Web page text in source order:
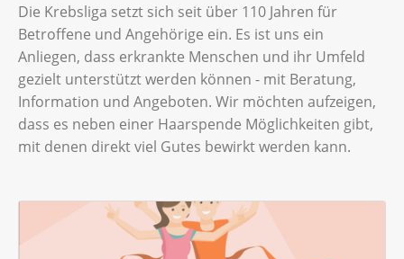
Die Krebsliga setzt sich seit über 110 Jahren für
Betroffene und Angehörige ein. Es ist uns ein
Anliegen, dass erkrankte Menschen und ihr Umfeld
gezielt unterstützt werden können - mit Beratung,
Information und Angeboten. Wir möchten aufzeigen,
dass es neben einer Haarspende Möglichkeiten gibt,
mit denen direkt viel Gutes bewirkt werden kann.